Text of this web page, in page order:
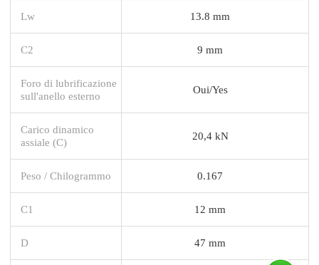
Lw 13.8 mm
C2 9 mm
Foro di lubrificazione
sull'anello esterno
Oui/Yes
Carico dinamico
assiale (C)
20,4 kN
Peso / Chilogrammo 0.167
C1 12 mm
D 47 mm